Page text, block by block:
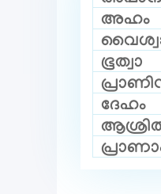
അഹം
ഭൂത്വാ
ദേഹം